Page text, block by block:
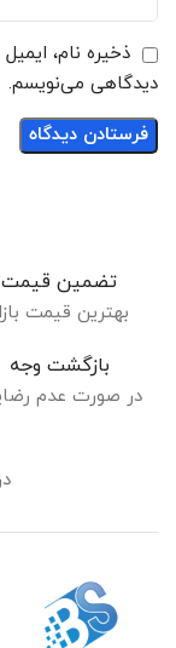
ذخیره نام،
دیدگاهی می‌نویسم.
تضمین قیمت
بهترین قیمت
بازگشت وجه
در صورت عدم